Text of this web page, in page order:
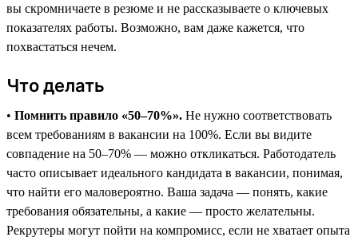
вы скромничаете в резюме и не рассказываете о ключевых
показателях работы. Возможно, вам даже кажется, что
похвастаться нечем.
Что делать
• Помнить правило «50–70%». Не нужно соответствовать
всем требованиям в вакансии на 100%. Если вы видите
совпадение на 50–70% — можно откликаться. Работодатель
часто описывает идеального кандидата в вакансии, понимая,
что найти его маловероятно. Ваша задача — понять, какие
требования обязательны, а какие ― просто желательны.
Рекрутеры могут пойти на компромисс, если не хватает опыта